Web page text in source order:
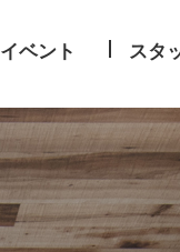
イベント スタ